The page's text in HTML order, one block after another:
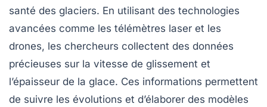
santé des glaciers. En utilisant des technologies
avancées comme les télémètres laser et les
drones, les chercheurs collectent des données
précieuses sur la vitesse de glissement et
l’épaisseur de la glace. Ces informations permettent
de suivre les évolutions et d’élaborer des modèles